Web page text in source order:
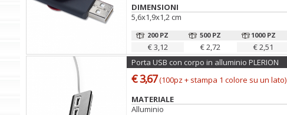
DIMENSIONI
5,6x1,9x1,2 cm
200 PZ
€ 3,12
500 PZ
€ 2,72
1000 PZ
€ 2,51
Porta USB con corpo in alluminio PLERION
€ 3,67(100pz + stampa 1 colore su un lato)
MATERIALE
Alluminio